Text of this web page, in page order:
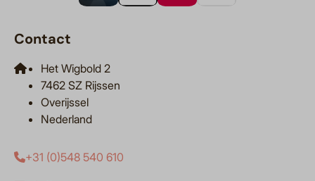
Contact
Het Wigbold 2
7462 SZ Rijssen
Overijssel
Nederland
+31 (0)548 540 610